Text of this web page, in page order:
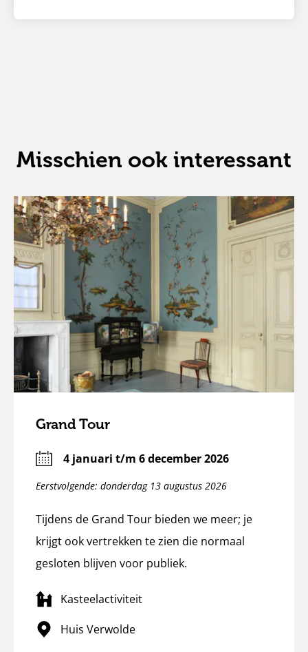
Misschien ook interessant
Grand Tour
4 januari t/m 6 december 2026
Eerstvolgende: donderdag 13 augustus 2026
Tijdens de Grand Tour bieden we meer; je
krijgt ook vertrekken te zien die normaal
gesloten blijven voor publiek.
Kasteelactiviteit
Huis Verwolde